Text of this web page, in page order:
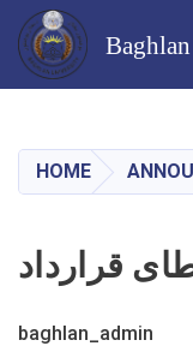
HOME
قرارداد
baghlan_admin